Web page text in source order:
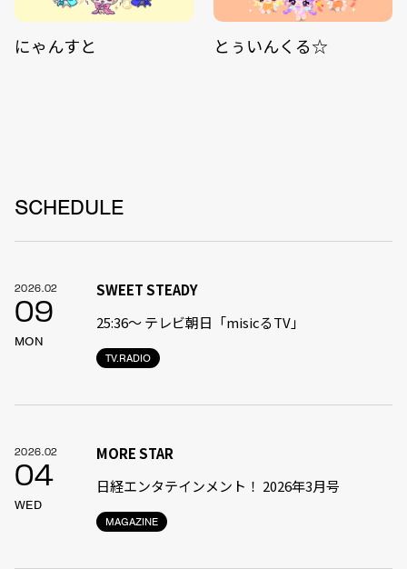
にゃんすと とぅいんくる☆
SCHEDULE
2026.02
09
MON
TV.RADIO
SWEET STEADY
25:36〜 テレビ朝日「misicるTV」
2026.02
04
WED
MAGAZINE
MORE STAR
日経エンタテインメント！ 2026年3月号